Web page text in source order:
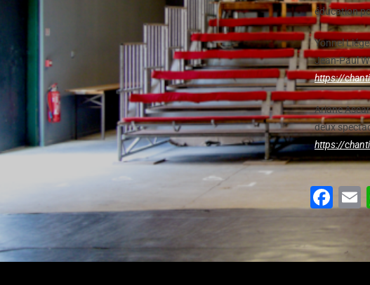
éducation
Yonnel
Jean-Paul
https://
Ariane
deux
https://